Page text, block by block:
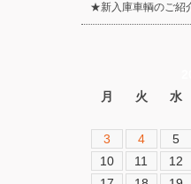
★新入庫車輌のご紹
月
火 水
3
4 5
10
11 12